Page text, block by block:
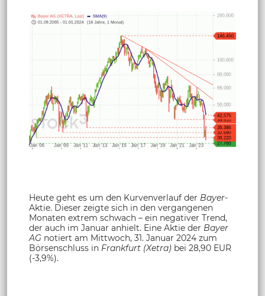
Heute geht es um den Kurvenverlauf der Bayer-
Aktie. Dieser zeigte sich in den vergangenen
Monaten extrem schwach – ein negativer Trend,
der auch im Januar anhielt. Eine Aktie der Bayer
AG notiert am Mittwoch, 31. Januar 2024 zum
Börsenschluss in Frankfurt (Xetra) bei 28,90 EUR
(-3,9%).